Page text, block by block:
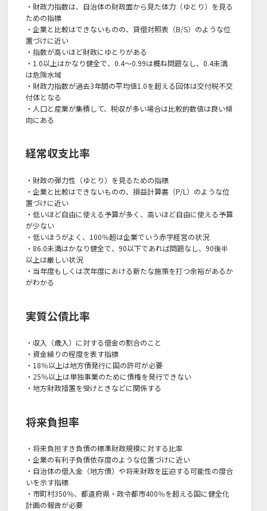
・財政力指数は、自治体の財政面から見た体力（ゆとり）を見る
ための指標
・企業と比較はできないものの、貸借対照表（B/S）のような位
置づけに近い
・指数が高いほど財政にゆとりがある
・1.0以上はかなり健全で、0.4～0.99は概ね問題なし、0.4未満
は危険水域
・財政力指数が過去3年間の平均値1.0を超える回体は交付税不交
付体となる
・人口と産業が集積して、税収が多い場合は比較的数値は良い傾
向にある
経常収支比率
・財政の弾力性（ゆとり）を見るための指標
・企業と比較はできないものの、損益計算書（P/L）のような位
置づけに近い
・低いほど自由に使える予算が多く、高いほど自由に使える予算
が少ない
・低いほうがよく、100％超は企業でいう赤字経営の状況
・86.0未満はかなり健全で、90以下であれば問題なし、90後半
以上は厳しい状況
・当年度もしくは次年度における新たな施策を打つ余裕があるか
がわかる
実質公債比率
・収入（歳入）に対する借金の割合のこと
・資金繰りの程度を表す指標
・18％以上は地方債発行に国の許可が必要
・25％以上は単独事業のために債権を発行できない
・地方財政措置を受けときなどに関係する
将来負担率
・将来負担すき負債の標準財政規模に対する比率
・企業の有利子負債依存度のような位置づけに近い
・自治体の借入金（地方債）や将来財政を圧迫する可能性の度合
いを示す指標
・市町村350％、都道府県・政令都市400％を超える国に健全化
計画の報告が必要